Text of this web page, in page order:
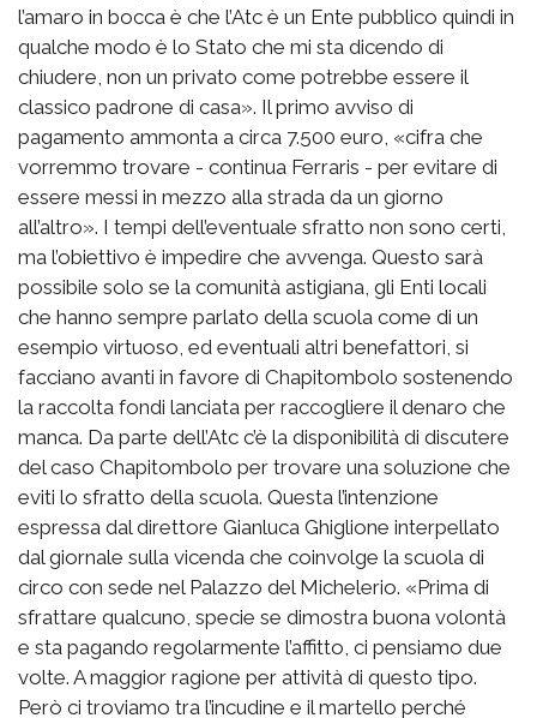
l’amaro in bocca è che l’Atc è un Ente pubblico quindi in
qualche modo è lo Stato che mi sta dicendo di
chiudere, non un privato come potrebbe essere il
classico padrone di casa». Il primo avviso di
pagamento ammonta a circa 7.500 euro, «cifra che
vorremmo trovare - continua Ferraris - per evitare di
essere messi in mezzo alla strada da un giorno
all’altro». I tempi dell’eventuale sfratto non sono certi,
ma l’obiettivo è impedire che avvenga. Questo sarà
possibile solo se la comunità astigiana, gli Enti locali
che hanno sempre parlato della scuola come di un
esempio virtuoso, ed eventuali altri benefattori, si
facciano avanti in favore di Chapitombolo sostenendo
la raccolta fondi lanciata per raccogliere il denaro che
manca. Da parte dell’Atc c’è la disponibilità di discutere
del caso Chapitombolo per trovare una soluzione che
eviti lo sfratto della scuola. Questa l’intenzione
espressa dal direttore Gianluca Ghiglione interpellato
dal giornale sulla vicenda che coinvolge la scuola di
circo con sede nel Palazzo del Michelerio. «Prima di
sfrattare qualcuno, specie se dimostra buona volontà
e sta pagando regolarmente l’affitto, ci pensiamo due
volte. A maggior ragione per attività di questo tipo.
Però ci troviamo tra l’incudine e il martello perché